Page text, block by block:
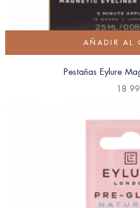
AÑADIR AL
Pestañas Eylure
18.99